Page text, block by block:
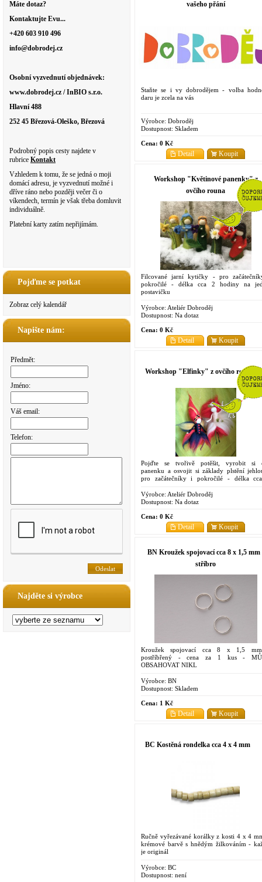
Máte dotaz?
Kontaktujte Evu...
+420 603 910 496
info@dobrodej.cz
Osobní vyzvednutí objednávek:
www.dobrodej.cz / InBIO s.r.o.
Hlavní 488
252 45 Březová-Oleško, Březová
Podrobný popis cesty najdete v
rubrice Kontakt
Vzhledem k tomu, že se jedná o moji
domácí adresu, je vyzvednutí možné i
dříve ráno nebo později večer či o
víkendech, termín je však třeba domluvit
individuálně.
Platební karty zatím nepřijímám.
Pojďme se potkat
Zobraz celý kalendář
Napište nám:
Předmět:
Jméno:
Váš email:
Telefon:
Najděte si výrobce
vašeho přání
Staňte se i vy dobrodějem - volba
daru je zcela na vás
Výrobce: Dobroděj
Dostupnost: Skladem
Cena: 0 Kč
Koupit
Detail
Workshop "Květinové panenky" z
ovčího rouna
Filcované jarní kytičky - pro
pokročilé - délka cca 2 hodiny na
postavičku
Výrobce: Ateliér Dobroděj
Dostupnost: Na dotaz
Cena: 0 Kč
Koupit
Detail
Workshop "Elfinky" z ovčího rouna
Pojďte se tvořivě potěšit, vyrobit si
panenku a osvojit si základy plstění
pro začátečníky i pokročilé - délka
Výrobce: Ateliér Dobroděj
Dostupnost: Na dotaz
Cena: 0 Kč
Koupit
Detail
BN Kroužek spojovací cca 8 x 1,5 mm
stříbro
Kroužek spojovací cca 8 x 1,5
postříbřený - cena za 1 kus -
OBSAHOVAT NIKL
Výrobce: BN
Dostupnost: Skladem
Cena: 1 Kč
Koupit
Detail
BC Kostěná rondelka cca 4 x 4 mm
Ručně vyřezávané korálky z kosti 4 x 4
krémové barvě s hnědým žilkováním -
je originál
Výrobce: BC
Dostupnost: není